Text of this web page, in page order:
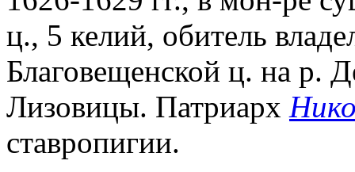
ц., 5 келий, обитель
Благовещенской ц. на р.
Лизовицы. Патриарх
ставропигии.